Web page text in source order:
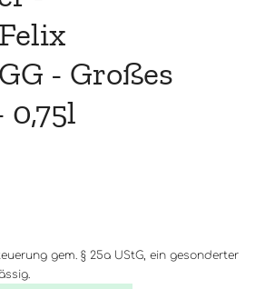
- Großes
0,75l
gem. § 25a UStG, ein gesonderter